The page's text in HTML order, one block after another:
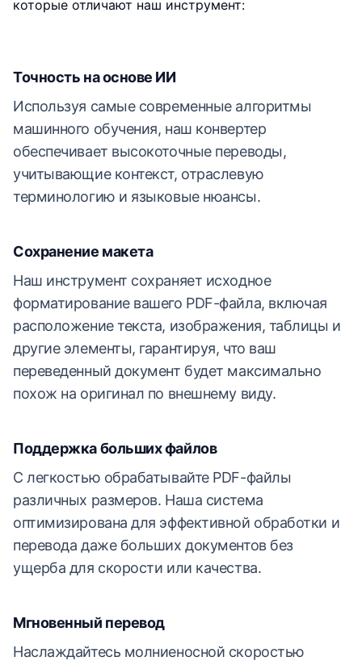
которые отличают наш инструмент:
Точность на основе ИИ
Используя самые современные алгоритмы
машинного обучения, наш конвертер
обеспечивает высокоточные переводы,
учитывающие контекст, отраслевую
терминологию и языковые нюансы.
Сохранение макета
Наш инструмент сохраняет исходное
форматирование вашего PDF-файла, включая
расположение текста, изображения, таблицы и
другие элементы, гарантируя, что ваш
переведенный документ будет максимально
похож на оригинал по внешнему виду.
Поддержка больших файлов
С легкостью обрабатывайте PDF-файлы
различных размеров. Наша система
оптимизирована для эффективной обработки и
перевода даже больших документов без
ущерба для скорости или качества.
Мгновенный перевод
Наслаждайтесь молниеносной скоростью